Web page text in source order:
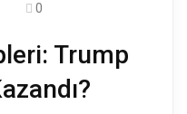
0
Trump